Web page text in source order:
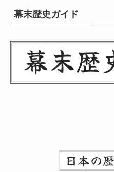
幕末歴史ガイド